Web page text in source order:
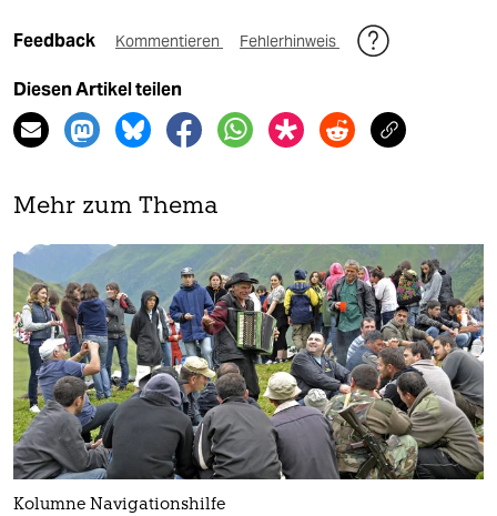
Feedback Kommentieren Fehlerhinweis
Diesen Artikel teilen
Mehr zum Thema
Kolumne Navigationshilfe